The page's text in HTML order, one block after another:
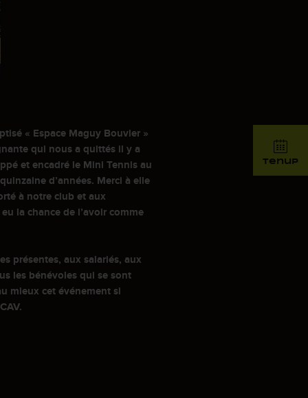
tenup
« Espace Maguy Bouvier »
qui nous a quittés il y a
et encadré le Mini Tennis au
d’années. Merci à elle
à notre club et aux
la chance de l’avoir comme
présentes, aux salariés, aux
les bénévoles qui se sont
mieux cet événement si